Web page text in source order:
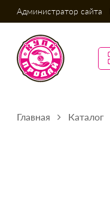
Администратор сайта
Главная Каталог